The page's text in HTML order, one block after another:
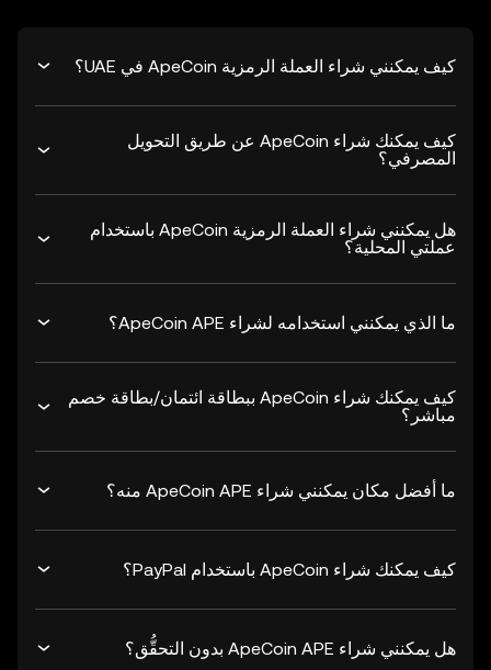
كيف يمكنني شراء العملة الرمزية ApeCoin في UAE؟
كيف يمكنك شراء ApeCoin عن طريق التحويل
المصرفي؟
هل يمكنني شراء العملة الرمزية ApeCoin باستخدام
عملتي المحلية؟
ما الذي يمكنني استخدامه لشراء ApeCoin APE؟
كيف يمكنك شراء ApeCoin ببطاقة ائتمان/بطاقة خصم
مباشر؟
ما أفضل مكان يمكنني شراء ApeCoin APE منه؟
كيف يمكنك شراء ApeCoin باستخدام PayPal؟
هل يمكنني شراء ApeCoin APE بدون التحقُّق؟